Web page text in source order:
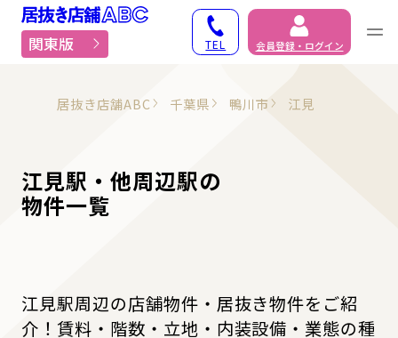
居抜き物件・貸店舗で
関東版 TEL 会員登録・ログイン
居抜き店舗ABC 千葉県 鴨川市 江見
江見駅・他周辺駅の
物件一覧
江見駅周辺の店舗物件・居抜き物件をご紹
介！賃料・階数・立地・内装設備・業態の種